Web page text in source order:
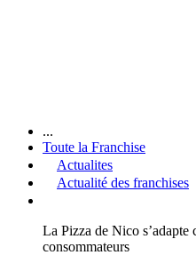
...
Toute la Franchise
Actualites
Actualité des franchises
La Pizza de Nico s’adapte
consommateurs